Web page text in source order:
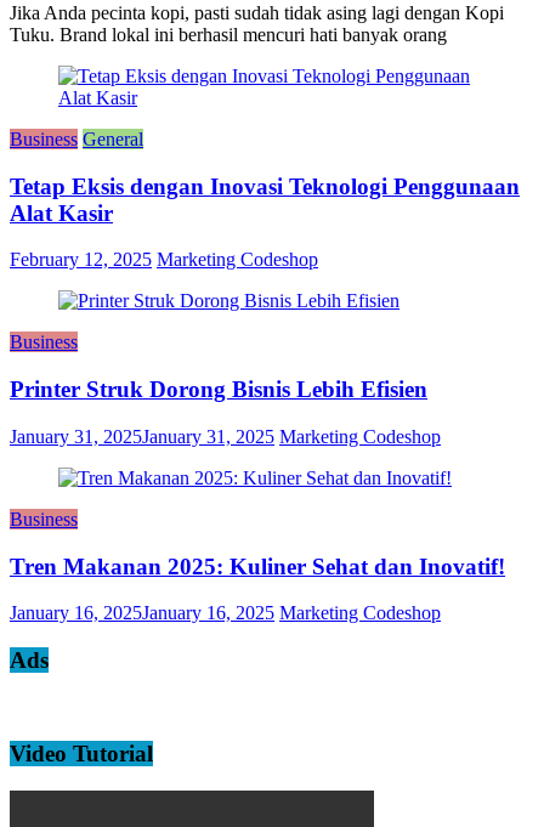
Jika Anda pecinta kopi, pasti sudah tidak asing lagi dengan Kopi
Tuku. Brand lokal ini berhasil mencuri hati banyak orang
Business General
Tetap Eksis dengan Inovasi Teknologi Penggunaan
Alat Kasir
February 12, 2025 Marketing Codeshop
Business
Printer Struk Dorong Bisnis Lebih Efisien
January 31, 2025January 31, 2025 Marketing Codeshop
Business
Tren Makanan 2025: Kuliner Sehat dan Inovatif!
January 16, 2025January 16, 2025 Marketing Codeshop
Ads
Video Tutorial